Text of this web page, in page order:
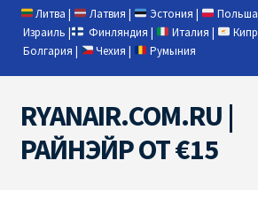
Литва | Латвия | Эстония | Польша
Израиль | Финляндия | Италия | Кипр
Болгария | Чехия | Румыния
Skip
to
navigation
Skip
to
content
RYANAIR.COM.RU |
РАЙНЭЙР ОТ €15